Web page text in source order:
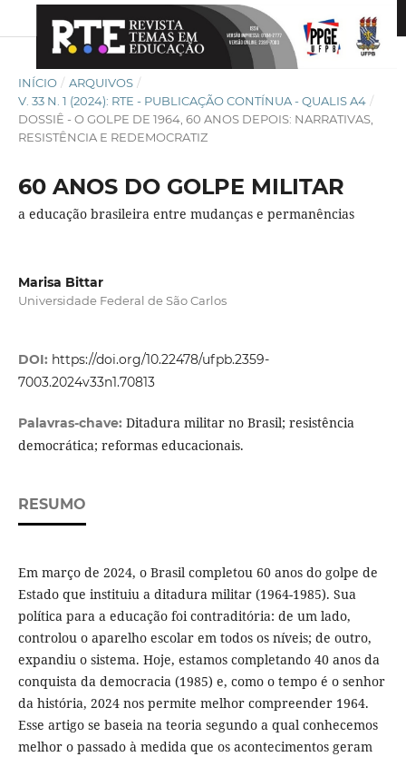
INÍCIO / ARQUIVOS /
V. 33 N. 1 (2024): RTE - PUBLICAÇÃO CONTÍNUA - QUALIS A4 /
DOSSIÊ - O GOLPE DE 1964, 60 ANOS DEPOIS: NARRATIVAS,
RESISTÊNCIA E REDEMOCRATIZ
60 ANOS DO GOLPE MILITAR
a educação brasileira entre mudanças e permanências
Marisa Bittar
Universidade Federal de São Carlos
DOI: https://doi.org/10.22478/ufpb.2359-
7003.2024v33n1.70813
Palavras-chave: Ditadura militar no Brasil; resistência
democrática; reformas educacionais.
RESUMO
Em março de 2024, o Brasil completou 60 anos do golpe de
Estado que instituiu a ditadura militar (1964-1985). Sua
política para a educação foi contraditória: de um lado,
controlou o aparelho escolar em todos os níveis; de outro,
expandiu o sistema. Hoje, estamos completando 40 anos da
conquista da democracia (1985) e, como o tempo é o senhor
da história, 2024 nos permite melhor compreender 1964.
Esse artigo se baseia na teoria segundo a qual conhecemos
melhor o passado à medida que os acontecimentos geram